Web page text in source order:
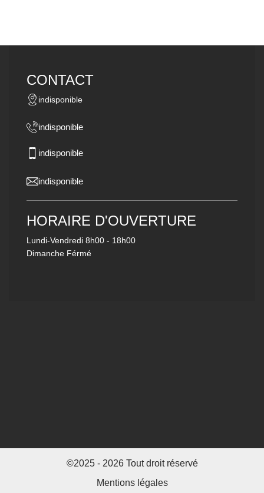
CONTACT
indisponible
indisponible
indisponible
indisponible
HORAIRE D'OUVERTURE
Lundi-Vendredi 8h00 - 18h00
Dimanche Férmé
©2025 - 2026 Tout droit réservé
Mentions légales